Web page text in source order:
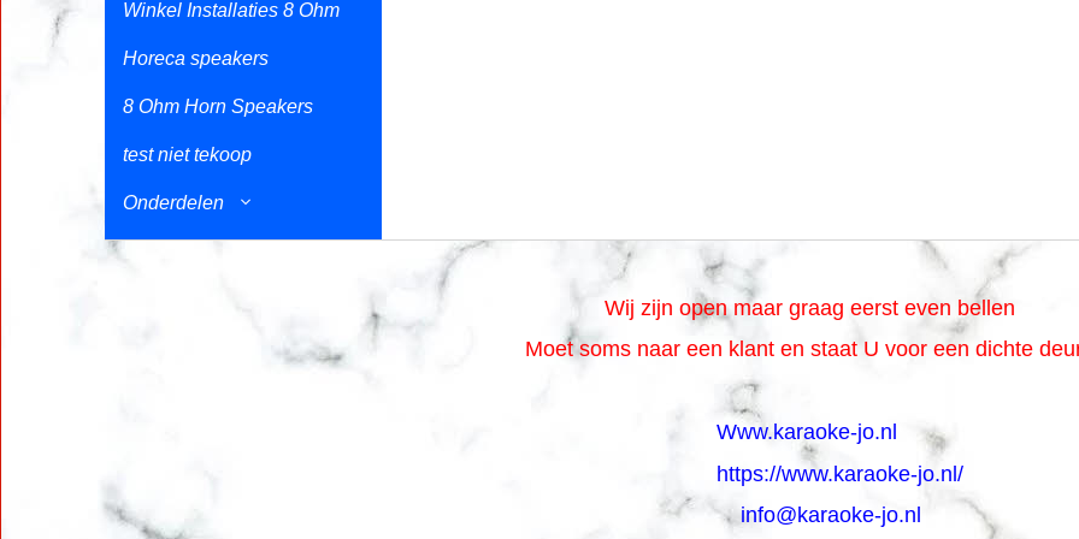
Winkel Installaties 8 Ohm
Horeca speakers
8 Ohm Horn Speakers
test niet tekoop
Onderdelen
Wij zijn open maar graag eerst even bellen
Moet soms naar een klant en staat U voor een dichte
Www.karaoke-jo.nl
https://www.karaoke-jo.nl/
info@karaoke-jo.nl